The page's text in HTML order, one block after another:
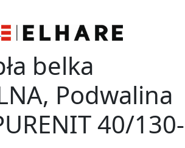
belka
Podwalina
40/130-